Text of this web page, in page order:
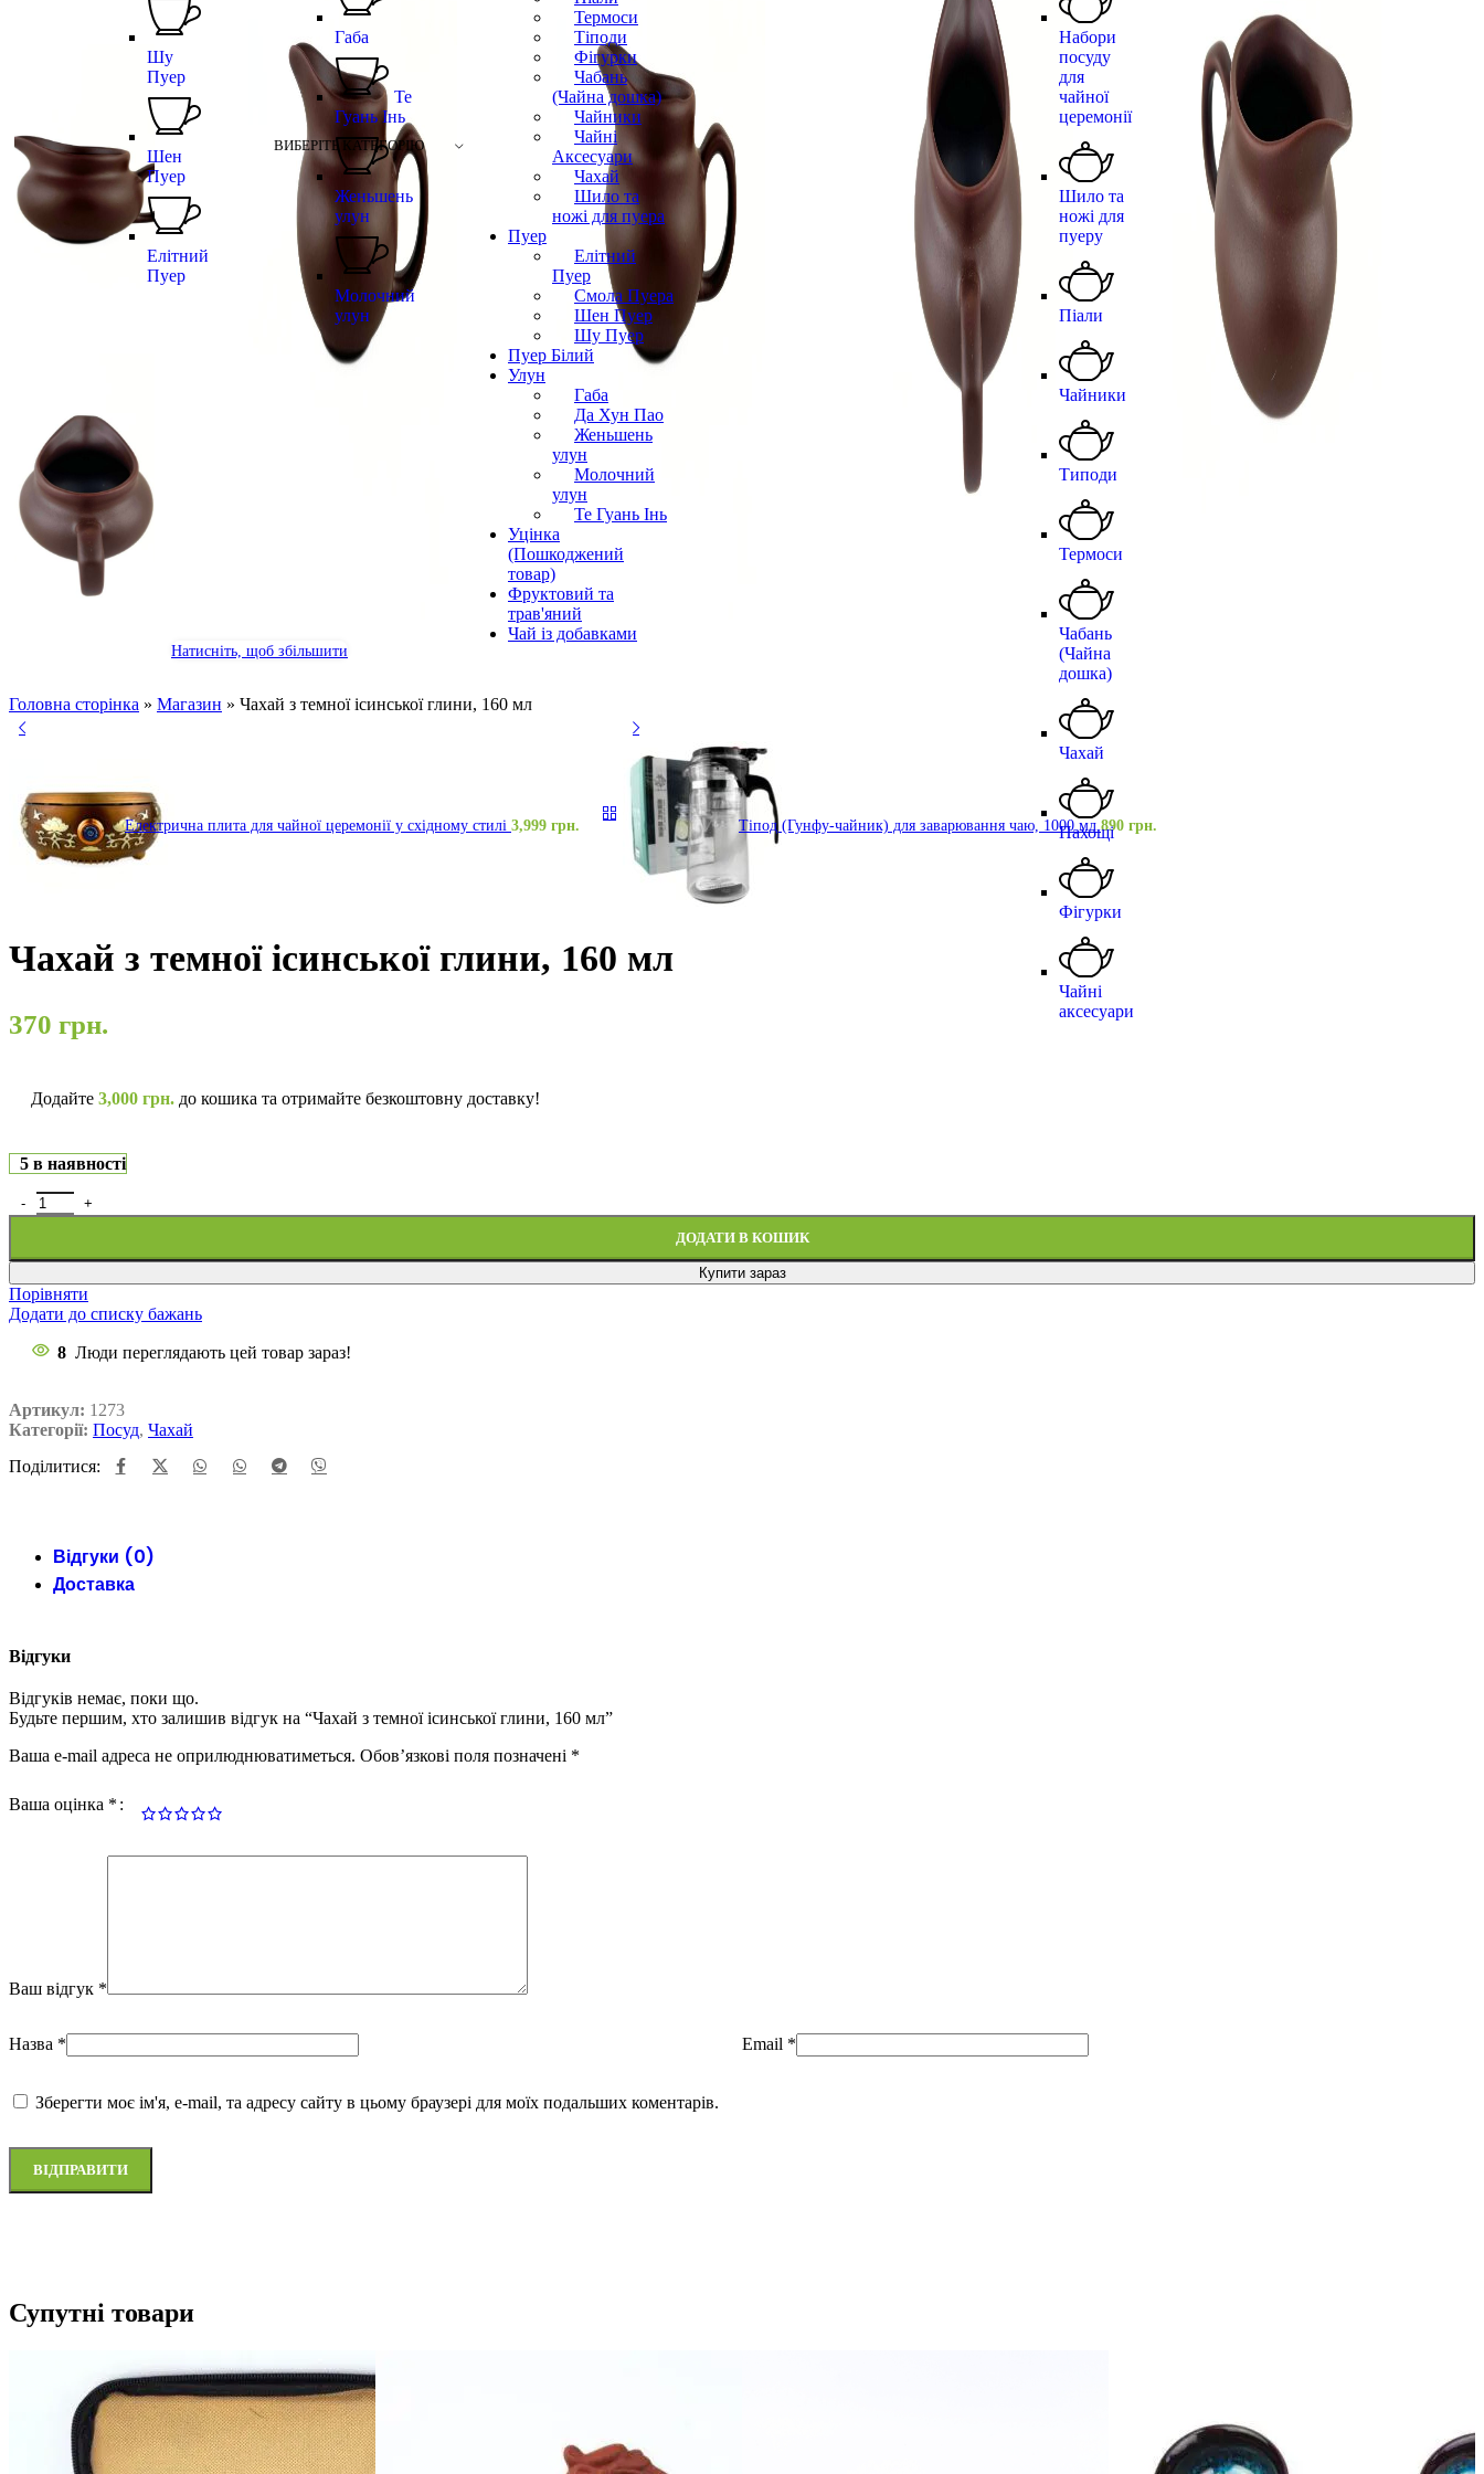
ВИБЕРІТЬ КАТЕГОРІЮ
Термоси
Тіподи
Фігурки
Чабань
(Чайна дошка)
Чайники
Чайні
Аксесуари
Чахай
Шило та
ножі для пуера
Пуер
Елітний
Пуер
Смола Пуера
Шен Пуер
Шу Пуер
Пуер Білий
Улун
Габа
Да Хун Пао
Женьшень
улун
Молочний
улун
Те Гуань Інь
Уцінка
(Пошкоджений
товар)
Фруктовий та
трав'яний
Чай із добавками
Шу
Пуер
Шен
Пуер
Елітний
Пуер
Габа
Те
Гуань Інь
Женьшень
улун
Молочний
улун
Набори
посуду
для
чайної
церемонії
Шило та
ножі для
пуеру
Піали
Чайники
Типоди
Термоси
Чабань
(Чайна
дошка)
Чахай
Пахощі
Фігурки
Чайні
аксесуари
Натисніть, щоб збільшити
Головна сторінка » Магазин » Чахай з темної ісинської глини, 160 мл
Електрична плита для чайної церемонії у східному стилі 3,999 грн. Тіпод (Гунфу-чайник) для заварювання чаю, 1000 мл890 грн.
Чахай з темної ісинської глини, 160 мл
370 грн.
Додайте 3,000 грн. до кошика та отримайте безкоштовну доставку!
5 в наявності
ДОДАТИ В КОШИК
Купити зараз
Порівняти
Додати до списку бажань
8 Люди переглядають цей товар зараз!
Артикул: 1273
Категорії: Посуд, Чахай
Поділитися:
Відгуки (0)
Доставка
Відгуки
Відгуків немає, поки що.
Будьте першим, хто залишив відгук на “Чахай з темної ісинської глини, 160 мл”
Ваша e-mail адреса не оприлюднюватиметься. Обов’язкові поля позначені *
Ваша оцінка *
Ваш відгук *
Назва * Email *
Зберегти моє ім'я, e-mail, та адресу сайту в цьому браузері для моїх подальших коментарів.
Супутні товари